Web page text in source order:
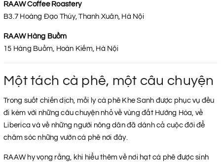
RAAW Coffee Roastery
B3.7 Hoàng Đạo Thúy, Thanh Xuân, Hà Nội
RAAW Hàng Buồm
15 Hàng Buồm, Hoàn Kiếm, Hà Nội
Một tách cà phê, một câu chuyện
Trong suốt chiến dịch, mỗi ly cà phê Khe Sanh được phục vụ đều
đi kèm với những câu chuyện nhỏ về vùng đất Hướng Hóa, về
Liberica và về những người nông dân đã dành cả cuộc đời để
chăm sóc những vườn cà phê nơi đây.
RAAW hy vọng rằng, khi hiểu thêm về nơi hạt cà phê được sinh